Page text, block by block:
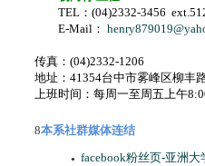
TEL：(04)2332-3456 ext.
E-Mail：
传真：(04)2332-1206
地址：41354台中市雾峰区柳丰
上班时间：每周一至周五上午
8本系社群媒体连结
● facebook粉丝页-亚洲